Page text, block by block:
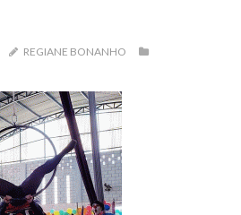
REGIANE BONANHO